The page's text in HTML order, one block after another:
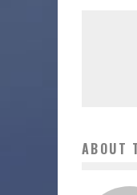
ABOUT